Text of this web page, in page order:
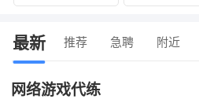
最新 推荐 急聘 附近
网络游戏代练